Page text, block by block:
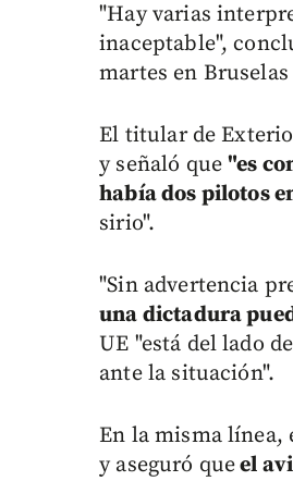
"Hay varias
inaceptable",
martes en
El titular de
y señaló que"es
había dos pilotos
sirio".
"Sin advertencia
una dictadura
UE "está del lado
ante la situación".
En la misma línea,
y aseguró queel